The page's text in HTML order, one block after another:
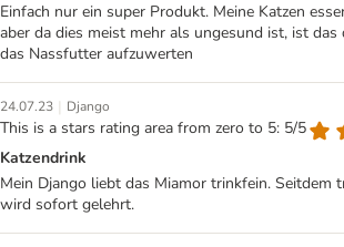
Einfach nur ein super Produkt. Meine Katzen
aber da dies meist mehr als ungesund ist, ist das
das Nassfutter aufzuwerten
24.07.23 | Django
This is a stars rating area from zero to 5: 5/5
Katzendrink
Mein Django liebt das Miamor trinkfein. Seitdem
wird sofort gelehrt.